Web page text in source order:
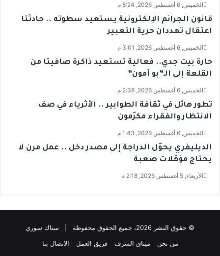
الخميس, 6 أغسطس 2026, 8:24 م
قانون الجرائم الإلكترونية يستعيد سطوته .. حادثتا
اعتقال تهددان حرية التعبير
الخميس, 6 أغسطس 2026, 3:01 م
حارة بيت جدي.. فعالية تستعيد ذاكرة صافيتا من
القلعة إلى الـ”بو آمون”
الخميس, 6 أغسطس 2026, 2:38 م
تطور هائل في ثقافة الطوابير .. الأثرياء في صف
الانتظار والفقراء مكرّمون
الخميس, 6 أغسطس 2026, 1:43 م
الديليفري يحوّل الدراجة إلى مصدر دخل .. عمل مرن لا
يحتاج مؤهّلات صعبة
الأربعاء, 5 أغسطس 2026, 2:18 م
© حقوق النشر 2026، جميع الحقوق محفوظة | سناك سوري
من نحن
ميثاق الشرف فريق العمل الاتصال بنا